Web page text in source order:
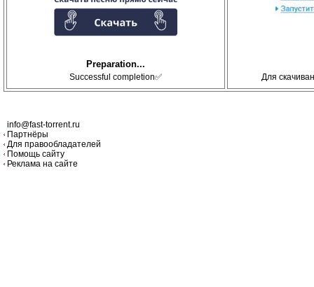
Preparation...
Successful completion✅ Для
info@fast-torrent.ru
Партнёры
Для правообладателей
Помощь сайту
Реклама на сайте